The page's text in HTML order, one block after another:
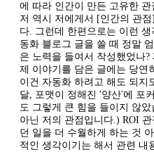
에 따라 인간이 만든 고유한
저 역시 저에게서 [인간의 관
다. 그런데 한편으로는 이런
동화 블로그 글을 쓸 때 정말
은 노력을 들여서 작성했었나
제 이야기를 담은 글에는 당연
이건 자동화 하려고 해도 되지
달, 포맷이 정해진 '양산'에 포
도 그렇게 큰 힘을 들이지 않
아닌 저의 관점입니다.) ROI
던 일을 더 수월하게 하는 것
적인 생각이기는 해서 관련 내